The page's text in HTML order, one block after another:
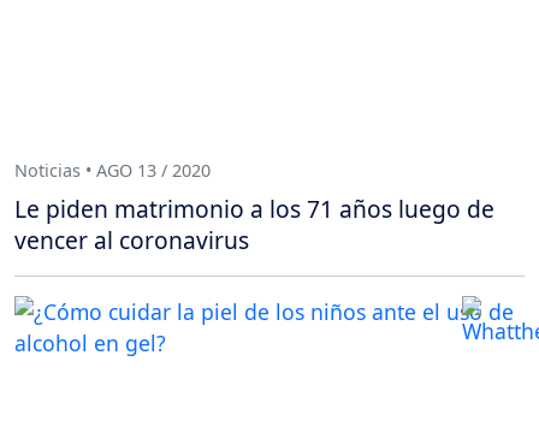
Noticias • AGO 13 / 2020
Le piden matrimonio a los 71 años luego de
vencer al coronavirus